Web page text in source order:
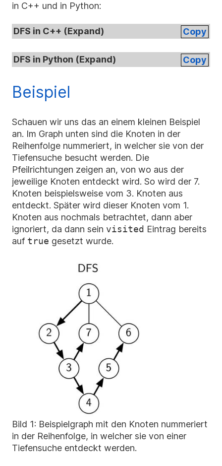
in C++ und in Python:
DFS in C++ (Expand) Copy
DFS in Python (Expand) Copy
Beispiel
Schauen wir uns das an einem kleinen Beispiel
an. Im Graph unten sind die Knoten in der
Reihenfolge nummeriert, in welcher sie von der
Tiefensuche besucht werden. Die
Pfeilrichtungen zeigen an, von wo aus der
jeweilige Knoten entdeckt wird. So wird der 7.
Knoten beispielsweise vom 3. Knoten aus
entdeckt. Später wird dieser Knoten vom 1.
Knoten aus nochmals betrachtet, dann aber
ignoriert, da dann sein visited Eintrag bereits
auf true gesetzt wurde.
Bild 1: Beispielgraph mit den Knoten nummeriert
in der Reihenfolge, in welcher sie von einer
Tiefensuche entdeckt werden.